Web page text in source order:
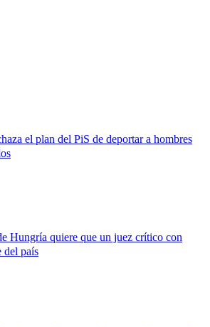
el plan del PiS de deportar a hombres
Hungría quiere que un juez crítico con
del país